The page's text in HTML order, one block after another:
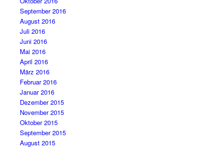
September 2016
August 2016
Juli 2016
Juni 2016
Mai 2016
April 2016
März 2016
Februar 2016
Januar 2016
Dezember 2015
November 2015
Oktober 2015
September 2015
August 2015